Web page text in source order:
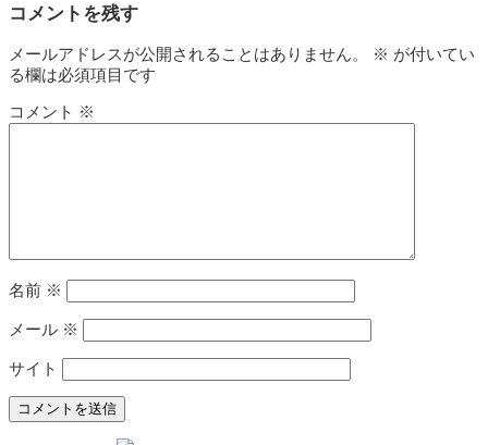
コメントを残す
メールアドレスが公開されることはありません。 ※ が付いてい
る欄は必須項目です
コメント ※
名前 ※
メール ※
サイト